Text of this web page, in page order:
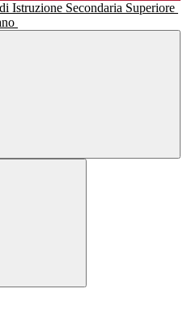
Istruzione Secondaria Superiore